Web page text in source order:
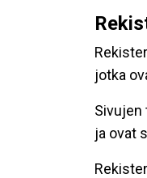
jotka
Sivujen
ja ovat